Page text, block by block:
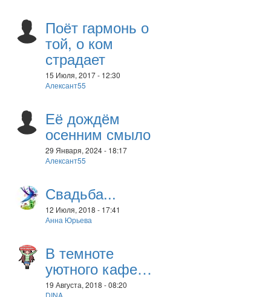
Поёт гармонь о
той, о ком
страдает
15 Июля, 2017 - 12:30
Алексант55
Её дождём
осенним смыло
29 Января, 2024 - 18:17
Алексант55
Свадьба...
12 Июля, 2018 - 17:41
Анна Юрьева
В темноте
уютного кафе…
19 Августа, 2018 - 08:20
DINA